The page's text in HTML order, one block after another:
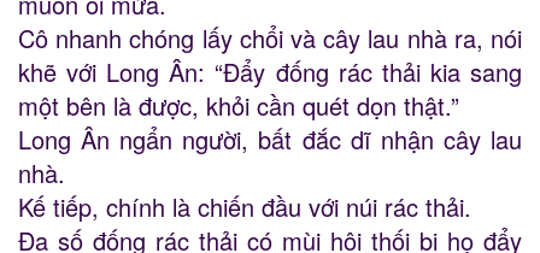
Cô nhanh chóng lấy chổi và cây lau nhà ra, nói
khẽ với Long Ân: “Đẩy đống rác thải kia sang
một bên là được, khỏi cần quét dọn thật.”
Long Ân ngẩn người, bất đắc dĩ nhận cây lau
nhà.
Kế tiếp, chính là chiến đầu với núi rác thải.
Đa số đống rác thải có mùi hôi thối bị họ đẩy